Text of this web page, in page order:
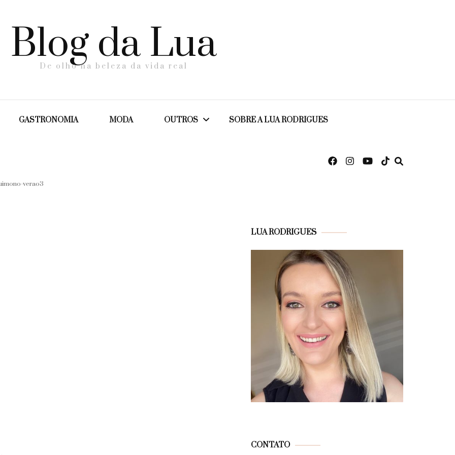
Blog da Lua
De olho na beleza da vida real
GASTRONOMIA MODA OUTROS SOBRE A LUA RODRIGUES
verao3
LUA RODRIGUES
CONTATO